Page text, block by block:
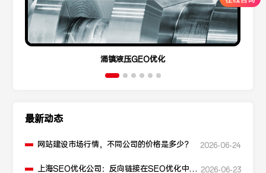
涌镇液压GEO优化
最新动态
网站建设市场行情，不同公司的价格是多少？ 2026-06-24
上海SEO优化公司：反向链接在SEO优化中起 2026-06-23